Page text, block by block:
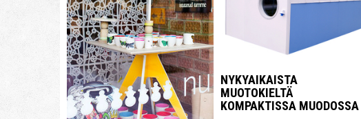
NYKYAIKAISTA
MUOTOKIELTÄ
KOMPAKTISSA MUODOSSA